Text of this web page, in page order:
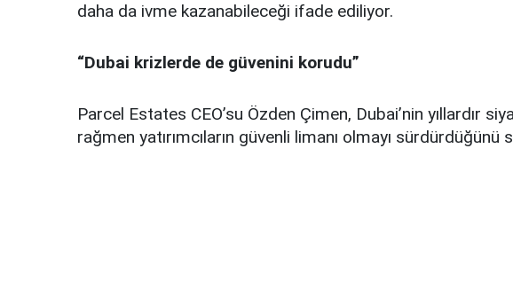
daha da ivme kazanabileceği ifade ediliyor.
“Dubai krizlerde de güvenini korudu”
Parcel Estates CEO’su Özden Çimen, Dubai’nin yıllardır
rağmen yatırımcıların güvenli limanı olmayı sürdürdüğünü